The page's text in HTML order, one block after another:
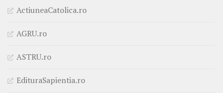
ActiuneaCatolica.ro
AGRU.ro
ASTRU.ro
EdituraSapientia.ro